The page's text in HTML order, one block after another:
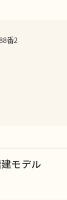
番2
モデル